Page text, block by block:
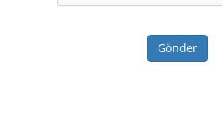
Gönder